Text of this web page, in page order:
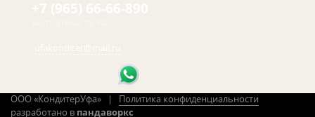
ООО «КондитерУфа» | Политика конфиденциальности
разработано в пандаворкс